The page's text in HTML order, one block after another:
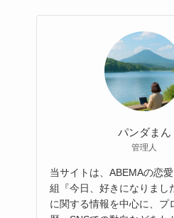
パンダまん
管理人
当サイトは、ABEMAの恋
組『今日、好きになりまし
に関する情報を中心に、プ